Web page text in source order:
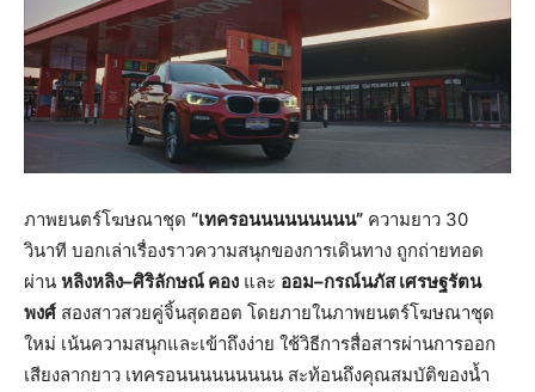
ภาพยนตร์โฆษณาชุด “เทครอนนนนนนนนน” ความยาว 30
วินาที บอกเล่าเรื่องราวความสนุกของการเดินทาง ถูกถ่ายทอด
ผ่าน หลิงหลิง–ศิริลักษณ์ คอง และ ออม–กรณ์นภัส เศรษฐรัตน
พงศ์ สองสาวสวยคู่จิ้นสุดฮอต โดยภายในภาพยนตร์โฆษณาชุด
ใหม่ เน้นความสนุกและเข้าถึงง่าย ใช้วิธีการสื่อสารผ่านการออก
เสียงลากยาว เทครอนนนนนนนนน สะท้อนถึงคุณสมบัติของน้ำ